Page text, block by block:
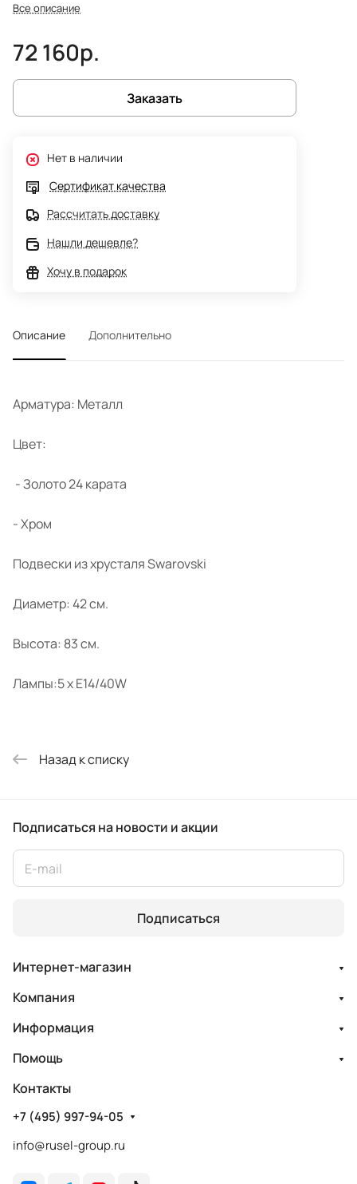
Все описание
72 160р.
Заказать
Нет в наличии
Сертификат качества
Рассчитать доставку
Нашли дешевле?
Хочу в подарок
Описание Дополнительно
Арматура: Металл
Цвет:
- Золото 24 карата
- Хром
Подвески из хрусталя Swarovski
Диаметр: 42 см.
Высота: 83 см.
Лампы:5 x E14/40W
Назад к списку
Подписаться на новости и акции
Подписаться
Интернет-магазин
Компания
Информация
Помощь
Контакты
+7 (495) 997-94-05
info@rusel-group.ru